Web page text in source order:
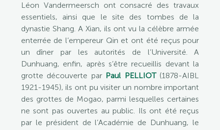
Léon Vandermeersch ont consacré des travaux
essentiels, ainsi que le site des tombes de la
dynastie Shang. A Xian, ils ont vu la célèbre armée
enterrée de l’empereur Qin et ont été reçus pour
un dîner par les autorités de l’Université. A
Dunhuang, enfin, après s’être recueillis devant la
grotte découverte par Paul PELLIOT(1878-AIBL
1921-1945), ils ont pu visiter un nombre important
des grottes de Mogao, parmi lesquelles certaines
ne sont pas ouvertes au public. Ils ont été reçus
par le président de l’Académie de Dunhuang, le